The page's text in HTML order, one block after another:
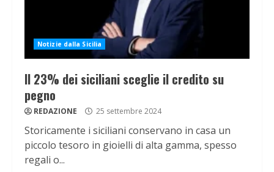
Notizie dalla Sicilia
Il 23% dei siciliani sceglie il credito su
pegno
REDAZIONE 25 settembre 2024
Storicamente i siciliani conservano in casa un
piccolo tesoro in gioielli di alta gamma, spesso
regali o...